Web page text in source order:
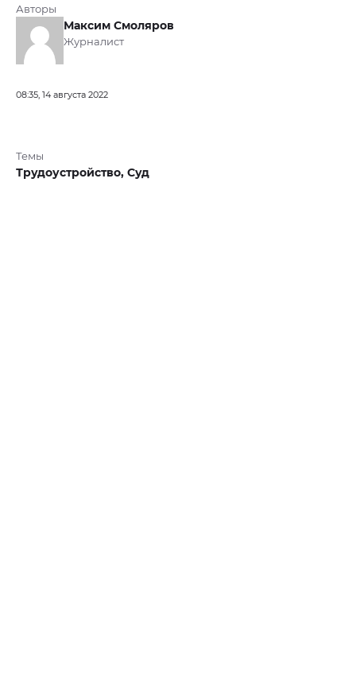
Авторы
Максим Смоляров
Журналист
08:35, 14 августа 2022
Темы
Трудоустройство, Суд